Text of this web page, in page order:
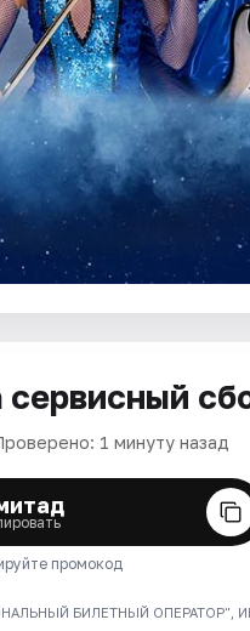
сервисный
1 минуту назад
промокод
БИЛЕТНЫЙ ОПЕРАТОР",